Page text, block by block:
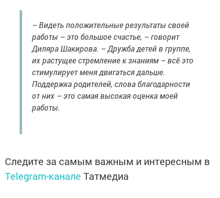
– Видеть положительные результаты своей
работы – это большое счастье, – говорит
Диляра Шакирова. – Дружба детей в группе,
их растущее стремление к знаниям – всё это
стимулирует меня двигаться дальше.
Поддержка родителей, слова благодарности
от них – это самая высокая оценка моей
работы.
Следите за самым важным и интересным в
Telegram-канале Татмедиа